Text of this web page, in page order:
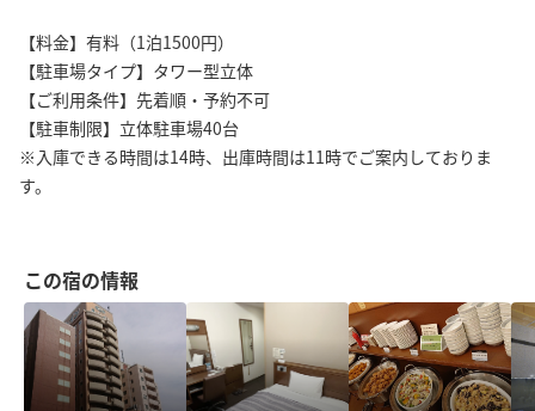
【料金】有料（1泊1500円）
【駐車場タイプ】タワー型立体
【ご利用条件】先着順・予約不可
【駐車制限】立体駐車場40台
※入庫できる時間は14時、出庫時間は11時でご案内しておりま
す。
この宿の情報